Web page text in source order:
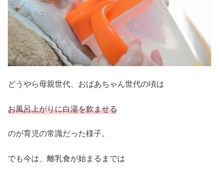
どうやら母親世代、おばあちゃん世代の頃は
お風呂上がりに白湯を飲ませる
のが育児の常識だった様子。
でも今は、離乳食が始まるまでは